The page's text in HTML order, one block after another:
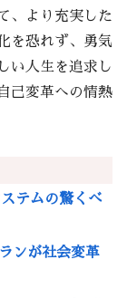
、より充実した
を恐れず、勇気
い人生を追求し
己変革への情熱
テムの驚くべ
ンが社会変革